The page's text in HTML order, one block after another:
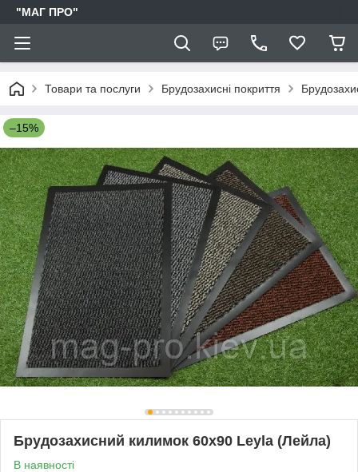
"МАГ ПРО"
Товари та послуги Брудозахисні покриття
–15%
Брудозахисний килимок 60х90 Leyla (Лейла)
В наявності